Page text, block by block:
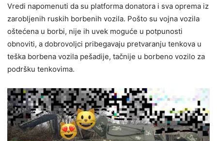
Vredi napomenuti da su platforma donatora i sva oprema iz
zarobljenih ruskih borbenih vozila. Pošto su vojna vozila
oštećena u borbi, nije ih uvek moguće u potpunosti
obnoviti, a dobrovoljci pribegavaju pretvaranju tenkova u
teška borbena vozila pešadije, tačnije u borbeno vozilo za
podršku tenkovima.